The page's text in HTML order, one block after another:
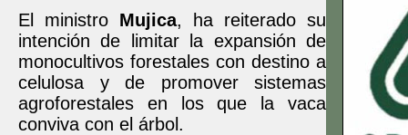
El ministro Mujica, ha reiterado su
intención de limitar la expansión de
monocultivos forestales con destino a
celulosa y de promover sistemas
agroforestales en los que la vaca
conviva con el árbol.